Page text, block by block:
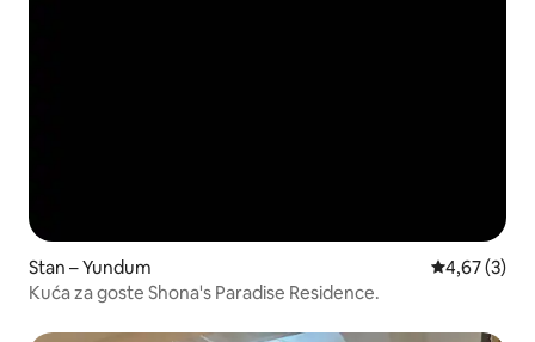
Stan – Yundum Prosječna
4,67 (3)
Kuća za goste Shona's Paradise Residence.